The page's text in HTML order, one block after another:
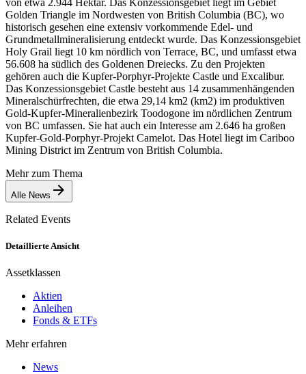
Golden Triangle im Nordwesten von British Columbia (BC), wo
historisch gesehen eine extensiv vorkommende Edel- und
Grundmetallmineralisierung entdeckt wurde. Das Konzessionsgebiet
Holy Grail liegt 10 km nördlich von Terrace, BC, und umfasst etwa
56.608 ha südlich des Goldenen Dreiecks. Zu den Projekten
gehören auch die Kupfer-Porphyr-Projekte Castle und Excalibur.
Das Konzessionsgebiet Castle besteht aus 14 zusammenhängenden
Mineralschürfrechten, die etwa 29,14 km2 (km2) im produktiven
Gold-Kupfer-Mineralienbezirk Toodogone im nördlichen Zentrum
von BC umfassen. Sie hat auch ein Interesse am 2.646 ha großen
Kupfer-Gold-Porphyr-Projekt Camelot. Das Hotel liegt im Cariboo
Mining District im Zentrum von British Columbia.
Mehr zum Thema
Alle News
Related Events
Detaillierte Ansicht
Assetklassen
Aktien
Anleihen
Fonds & ETFs
Mehr erfahren
News